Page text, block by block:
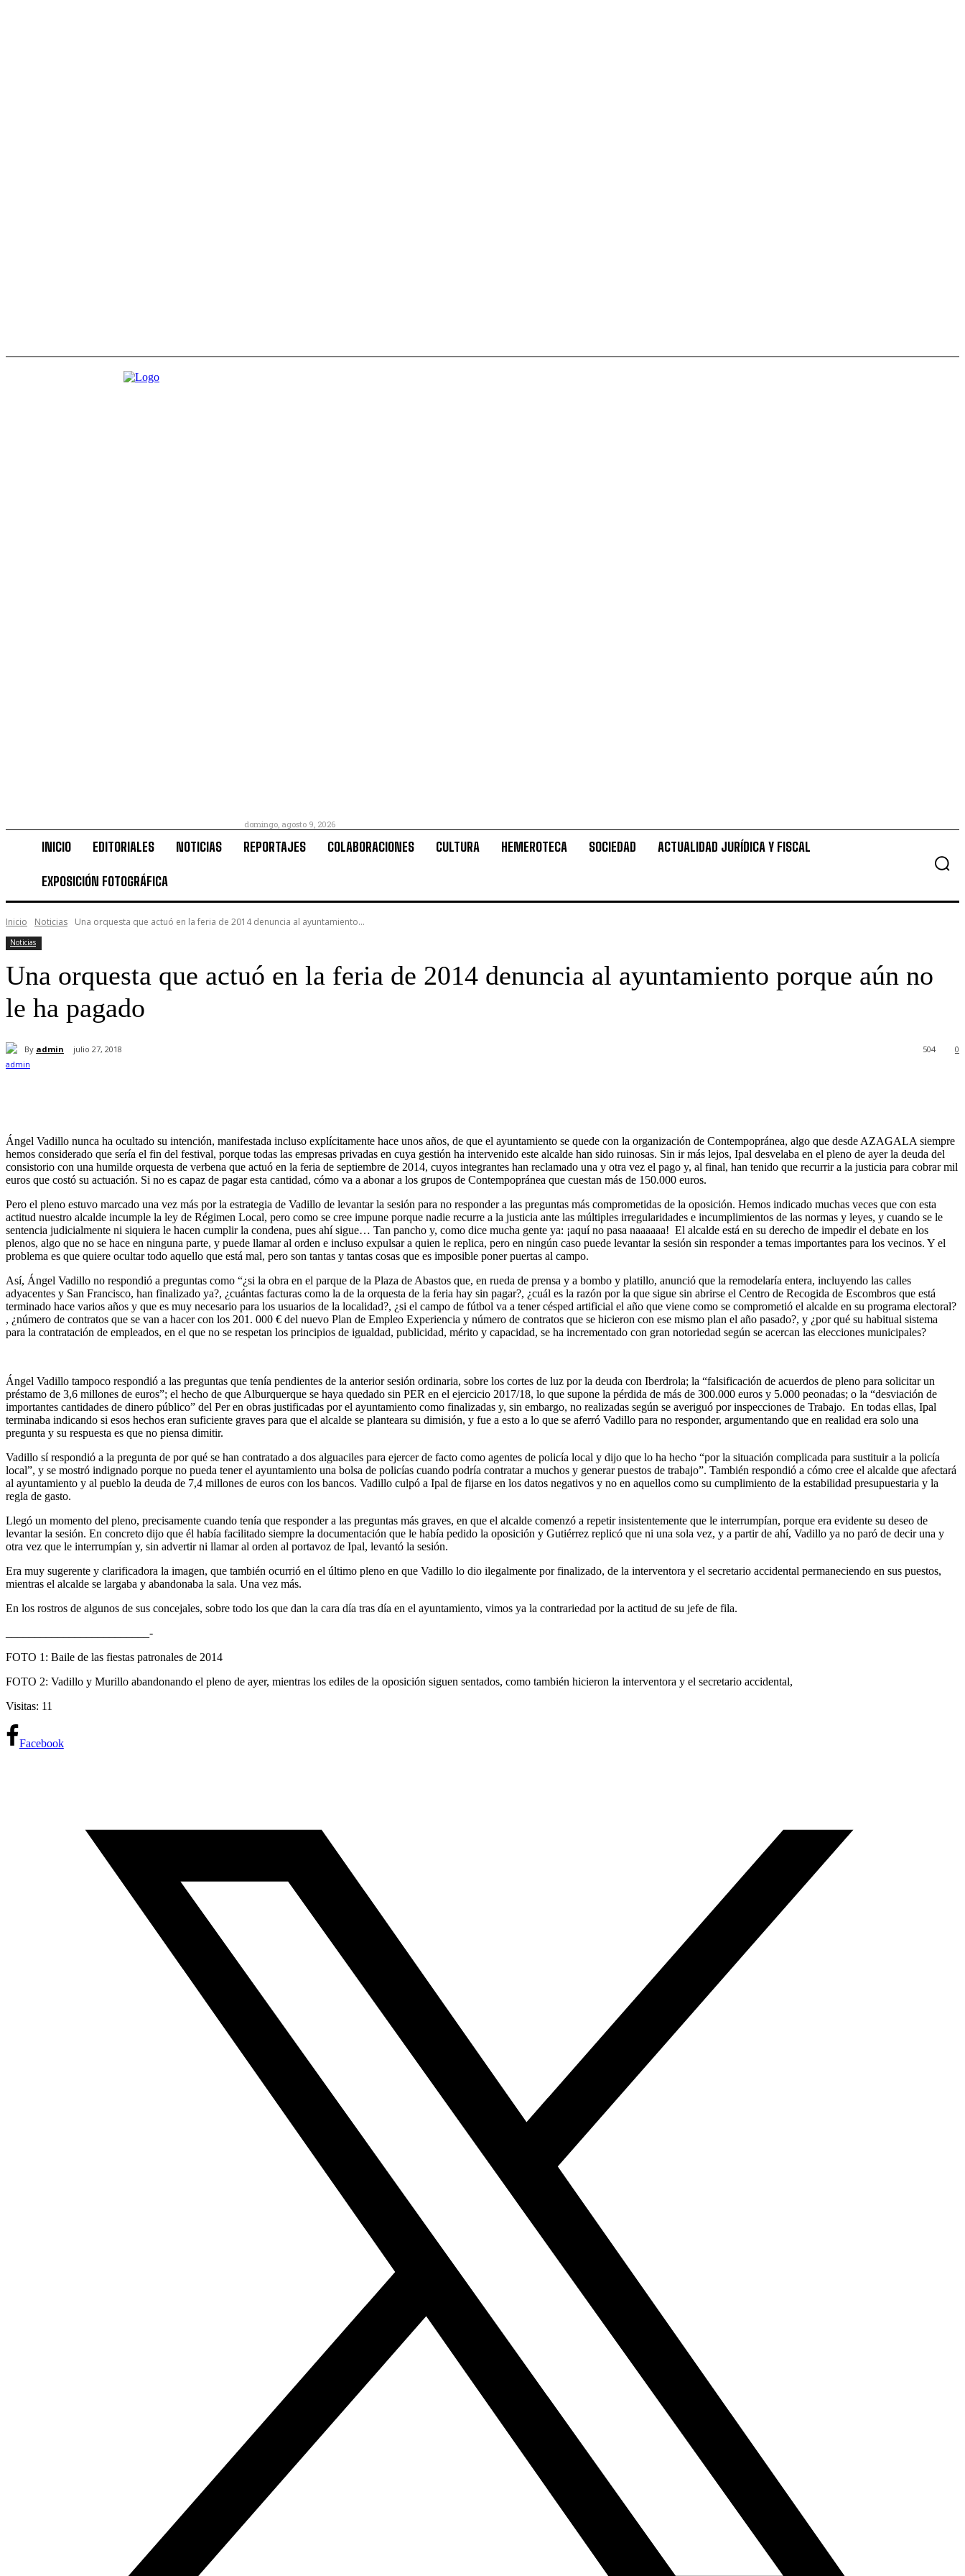
domingo, agosto 9, 2026
INICIO EDITORIALES NOTICIAS REPORTAJES COLABORACIONES CULTURA HEMEROTECA SOCIEDAD ACTUALIDAD JURÍDICA Y FISCAL
EXPOSICIÓN FOTOGRÁFICA
Inicio Noticias Una orquesta que actuó en la feria de 2014 denuncia al ayuntamiento...
Noticias
Una orquesta que actuó en la feria de 2014 denuncia al ayuntamiento porque aún no
le ha pagado
By admin julio 27, 2018 0
504
Ángel Vadillo nunca ha ocultado su intención, manifestada incluso explícitamente hace unos años, de que el ayuntamiento se quede con la organización de Contempopránea, algo que desde AZAGALA siempre
hemos considerado que sería el fin del festival, porque todas las empresas privadas en cuya gestión ha intervenido este alcalde han sido ruinosas. Sin ir más lejos, Ipal desvelaba en el pleno de ayer la deuda del
consistorio con una humilde orquesta de verbena que actuó en la feria de septiembre de 2014, cuyos integrantes han reclamado una y otra vez el pago y, al final, han tenido que recurrir a la justicia para cobrar mil
euros que costó su actuación. Si no es capaz de pagar esta cantidad, cómo va a abonar a los grupos de Contempopránea que cuestan más de 150.000 euros.
Pero el pleno estuvo marcado una vez más por la estrategia de Vadillo de levantar la sesión para no responder a las preguntas más comprometidas de la oposición. Hemos indicado muchas veces que con esta
actitud nuestro alcalde incumple la ley de Régimen Local, pero como se cree impune porque nadie recurre a la justicia ante las múltiples irregularidades e incumplimientos de las normas y leyes, y cuando se le
sentencia judicialmente ni siquiera le hacen cumplir la condena, pues ahí sigue… Tan pancho y, como dice mucha gente ya: ¡aquí no pasa naaaaaa! El alcalde está en su derecho de impedir el debate en los
plenos, algo que no se hace en ninguna parte, y puede llamar al orden e incluso expulsar a quien le replica, pero en ningún caso puede levantar la sesión sin responder a temas importantes para los vecinos. Y el
problema es que quiere ocultar todo aquello que está mal, pero son tantas y tantas cosas que es imposible poner puertas al campo.
Así, Ángel Vadillo no respondió a preguntas como “¿si la obra en el parque de la Plaza de Abastos que, en rueda de prensa y a bombo y platillo, anunció que la remodelaría entera, incluyendo las calles
adyacentes y San Francisco, han finalizado ya?, ¿cuántas facturas como la de la orquesta de la feria hay sin pagar?, ¿cuál es la razón por la que sigue sin abrirse el Centro de Recogida de Escombros que está
terminado hace varios años y que es muy necesario para los usuarios de la localidad?, ¿si el campo de fútbol va a tener césped artificial el año que viene como se comprometió el alcalde en su programa electoral?
, ¿número de contratos que se van a hacer con los 201. 000 € del nuevo Plan de Empleo Experiencia y número de contratos que se hicieron con ese mismo plan el año pasado?, y ¿por qué su habitual sistema
para la contratación de empleados, en el que no se respetan los principios de igualdad, publicidad, mérito y capacidad, se ha incrementado con gran notoriedad según se acercan las elecciones municipales?
Ángel Vadillo tampoco respondió a las preguntas que tenía pendientes de la anterior sesión ordinaria, sobre los cortes de luz por la deuda con Iberdrola; la “falsificación de acuerdos de pleno para solicitar un
préstamo de 3,6 millones de euros”; el hecho de que Alburquerque se haya quedado sin PER en el ejercicio 2017/18, lo que supone la pérdida de más de 300.000 euros y 5.000 peonadas; o la “desviación de
importantes cantidades de dinero público” del Per en obras justificadas por el ayuntamiento como finalizadas y, sin embargo, no realizadas según se averiguó por inspecciones de Trabajo. En todas ellas, Ipal
terminaba indicando si esos hechos eran suficiente graves para que el alcalde se planteara su dimisión, y fue a esto a lo que se aferró Vadillo para no responder, argumentando que en realidad era solo una
pregunta y su respuesta es que no piensa dimitir.
Vadillo sí respondió a la pregunta de por qué se han contratado a dos alguaciles para ejercer de facto como agentes de policía local y dijo que lo ha hecho “por la situación complicada para sustituir a la policía
local”, y se mostró indignado porque no pueda tener el ayuntamiento una bolsa de policías cuando podría contratar a muchos y generar puestos de trabajo”. También respondió a cómo cree el alcalde que afectará
al ayuntamiento y al pueblo la deuda de 7,4 millones de euros con los bancos. Vadillo culpó a Ipal de fijarse en los datos negativos y no en aquellos como su cumplimiento de la estabilidad presupuestaria y la
regla de gasto.
Llegó un momento del pleno, precisamente cuando tenía que responder a las preguntas más graves, en que el alcalde comenzó a repetir insistentemente que le interrumpían, porque era evidente su deseo de
levantar la sesión. En concreto dijo que él había facilitado siempre la documentación que le había pedido la oposición y Gutiérrez replicó que ni una sola vez, y a partir de ahí, Vadillo ya no paró de decir una y
otra vez que le interrumpían y, sin advertir ni llamar al orden al portavoz de Ipal, levantó la sesión.
Era muy sugerente y clarificadora la imagen, que también ocurrió en el último pleno en que Vadillo lo dio ilegalmente por finalizado, de la interventora y el secretario accidental permaneciendo en sus puestos,
mientras el alcalde se largaba y abandonaba la sala. Una vez más.
En los rostros de algunos de sus concejales, sobre todo los que dan la cara día tras día en el ayuntamiento, vimos ya la contrariedad por la actitud de su jefe de fila.
_________________________-
FOTO 1: Baile de las fiestas patronales de 2014
FOTO 2: Vadillo y Murillo abandonando el pleno de ayer, mientras los ediles de la oposición siguen sentados, como también hicieron la interventora y el secretario accidental,
Visitas: 11
Facebook